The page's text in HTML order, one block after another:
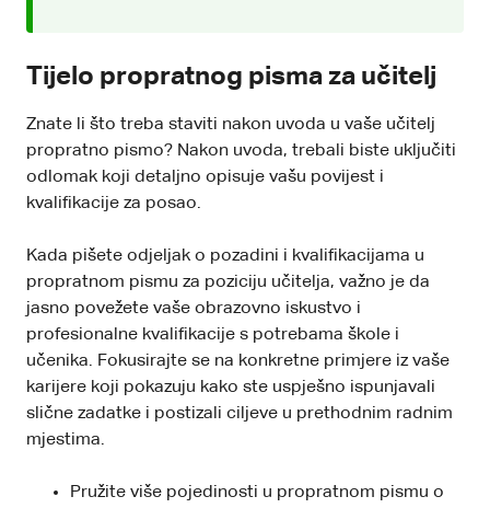
Tijelo propratnog pisma za učitelj
Znate li što treba staviti nakon uvoda u vaše učitelj
propratno pismo? Nakon uvoda, trebali biste uključiti
odlomak koji detaljno opisuje vašu povijest i
kvalifikacije za posao.
Kada pišete odjeljak o pozadini i kvalifikacijama u
propratnom pismu za poziciju učitelja, važno je da
jasno povežete vaše obrazovno iskustvo i
profesionalne kvalifikacije s potrebama škole i
učenika. Fokusirajte se na konkretne primjere iz vaše
karijere koji pokazuju kako ste uspješno ispunjavali
slične zadatke i postizali ciljeve u prethodnim radnim
mjestima.
Pružite više pojedinosti u propratnom pismu o